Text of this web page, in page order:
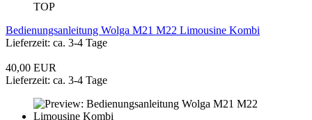
TOP
Bedienungsanleitung Wolga M21 M22 Limousine Kombi
Lieferzeit: ca. 3-4 Tage
40,00 EUR
Lieferzeit: ca. 3-4 Tage